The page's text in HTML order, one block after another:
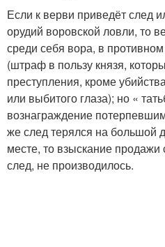
Если к верви приведёт след
орудий воровской ловли, то
среди себя вора, в
(штраф в пользу князя,
преступления, кроме
или выбитого глаза); но «
вознаграждение
же след терялся на большой
месте, то взыскание продажи
след, не производилось.